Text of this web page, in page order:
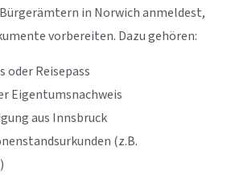
in Norwich anmeldest,
vorbereiten. Dazu gehören:
oder Reisepass
Eigentumsnachweis
aus Innsbruck
(z.B.